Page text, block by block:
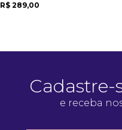
R$ 289,00
Cadastre-
e receba